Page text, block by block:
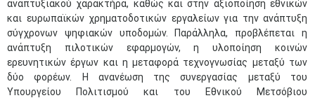
αναπτυξιακού χαρακτήρα, καθώς και στην αξιοποίηση εθνικών
και ευρωπαϊκών χρηματοδοτικών εργαλείων για την ανάπτυξη
σύγχρονων ψηφιακών υποδομών. Παράλληλα, προβλέπεται η
ανάπτυξη πιλοτικών εφαρμογών, η υλοποίηση κοινών
ερευνητικών έργων και η μεταφορά τεχνογνωσίας μεταξύ των
δύο φορέων. Η ανανέωση της συνεργασίας μεταξύ του
Υπουργείου Πολιτισμού και του Εθνικού Μετσόβιου